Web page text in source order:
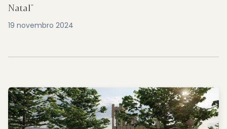
Natal"
19 novembro 2024